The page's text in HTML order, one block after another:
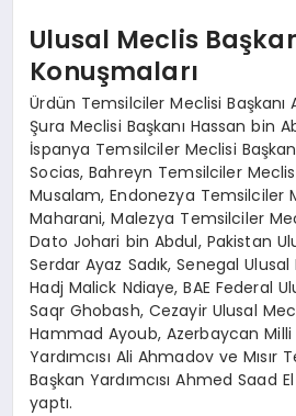
Ulusal Meclis
Konuşmaları
Ürdün Temsilciler Meclisi
Şura Meclisi Başkanı Hassan bin
İspanya Temsilciler Meclisi
Socias, Bahreyn Temsilciler
Musalam, Endonezya Temsilciler
Maharani, Malezya Temsilciler
Dato Johari bin Abdul, Pakistan
Serdar Ayaz Sadık, Senegal Ulusal
Hadj Malick Ndiaye, BAE Federal
Saqr Ghobash, Cezayir Ulusal
Hammad Ayoub, Azerbaycan Milli
Yardımcısı Ali Ahmadov ve Mısır
Başkan Yardımcısı Ahmed Saad
yaptı.